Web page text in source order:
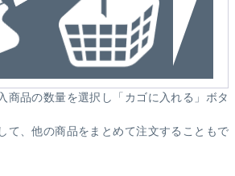
商品の数量を選択し「カゴに入れる」ボタ
て、他の商品をまとめて注文することもで